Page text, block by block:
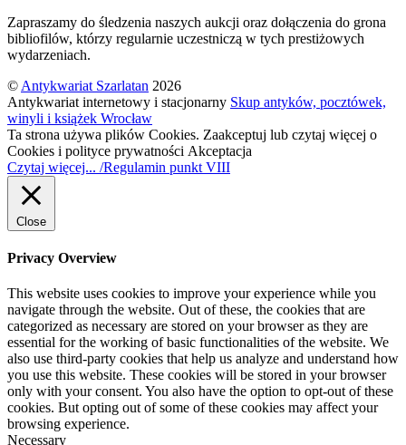
Zapraszamy do śledzenia naszych aukcji oraz dołączenia do grona
bibliofilów, którzy regularnie uczestniczą w tych prestiżowych
wydarzeniach.
© Antykwariat Szarlatan 2026
Antykwariat internetowy i stacjonarny Skup antyków, pocztówek,
winyli i książek Wrocław
Ta strona używa plików Cookies. Zaakceptuj lub czytaj więcej o
Cookies i polityce prywatności Akceptacja
Czytaj więcej... /Regulamin punkt VIII
Close
Privacy Overview
This website uses cookies to improve your experience while you
navigate through the website. Out of these, the cookies that are
categorized as necessary are stored on your browser as they are
essential for the working of basic functionalities of the website. We
also use third-party cookies that help us analyze and understand how
you use this website. These cookies will be stored in your browser
only with your consent. You also have the option to opt-out of these
cookies. But opting out of some of these cookies may affect your
browsing experience.
Necessary